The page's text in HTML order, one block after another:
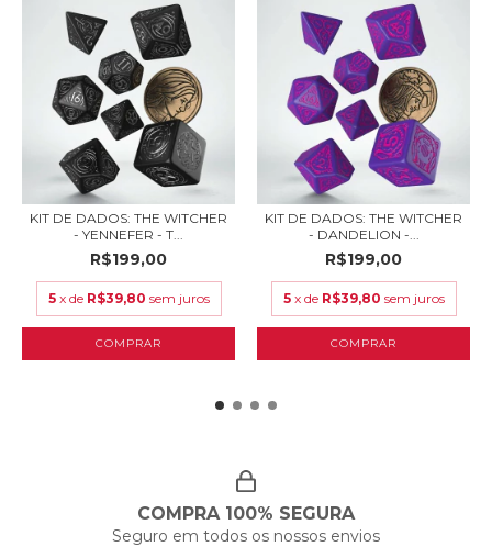
KIT DE DADOS: THE WITCHER
- YENNEFER - T...
R$199,00
5 x de R$39,80 sem juros
KIT DE DADOS: THE WITCHER
- DANDELION -...
R$199,00
5 x de R$39,80 sem juros
COMPRA 100% SEGURA
Seguro em todos os nossos envios